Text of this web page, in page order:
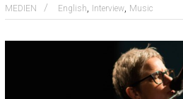
MEDIEN English, Interview, Music